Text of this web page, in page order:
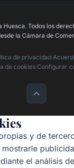
Todos los
la Cámara de
de privacidad·
de cookies·Configurar
y de
el análisis